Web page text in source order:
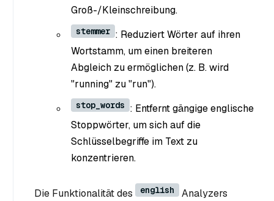
Groß-/Kleinschreibung.
stemmer : Reduziert Wörter auf ihren
Wortstamm, um einen breiteren
Abgleich zu ermöglichen (z. B. wird
"running" zu "run").
stop_words : Entfernt gängige englische
Stoppwörter, um sich auf die
Schlüsselbegriffe im Text zu
konzentrieren.
Die Funktionalität des english
Analyzers